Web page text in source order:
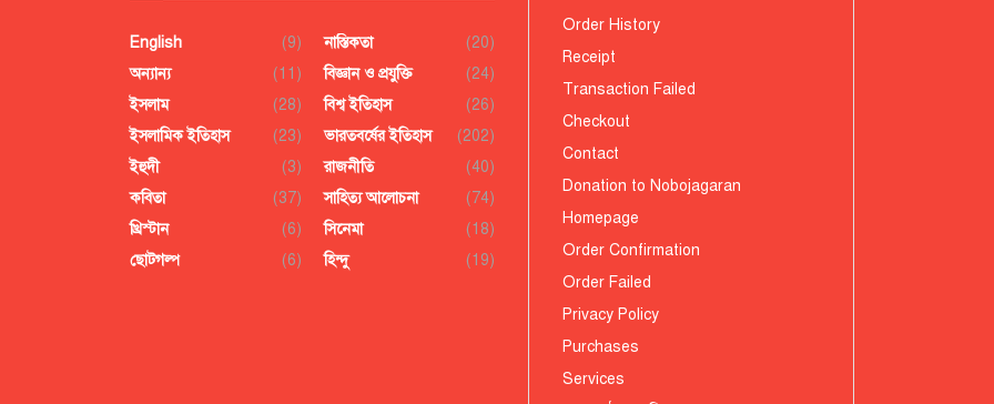
English
(9)
অন্যান্য
(11)
ইসলাম
(28)
ইসলামিক ইতিহাস
(23)
ইহুদী
(3)
কবিতা
(37)
খ্রিস্টান
(6)
ছোটগল্প
(6)
নাস্তিকতা
(20)
বিজ্ঞান ও প্রযুক্তি
(24)
বিশ্ব ইতিহাস
(26)
ভারতবর্ষের ইতিহাস
(202)
রাজনীতি
(40)
সাহিত্য আলোচনা
(74)
সিনেমা
(18)
হিন্দু
(19)
Order History
Receipt
Transaction Failed
Checkout
Contact
Donation to Nobojagaran
Homepage
Order Confirmation
Order Failed
Privacy Policy
Purchases
Services